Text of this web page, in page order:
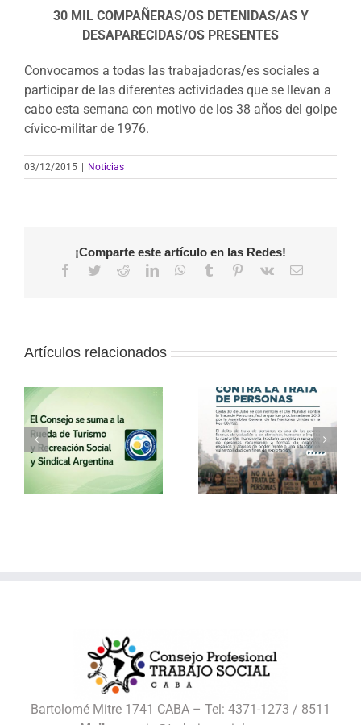
30 MIL COMPAÑERAS/OS DETENIDAS/AS Y
DESAPARECIDAS/OS PRESENTES
Convocamos a todas las trabajadoras/es sociales a
participar de las diferentes actividades que se llevan a
cabo esta semana con motivo de los 38 años del golpe
cívico-militar de 1976.
03/12/2015 | Noticias
¡Comparte este artículo en las Redes!
Facebook
TwitterRedditLinkedInWhatsApp
Tumblr Pinterest
Vk
Correo
Artículos relacionados
30 de julio – Día
Mundial contra la
Trata de Personas
Vacaciones de
invierno con el
Consejo
Bartolomé Mitre 1741 CABA – Tel: 4371-1273 / 8511